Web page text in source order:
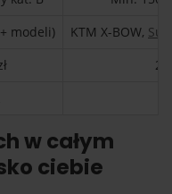
modeli) KTM X-BOW,
w całym
ciebie